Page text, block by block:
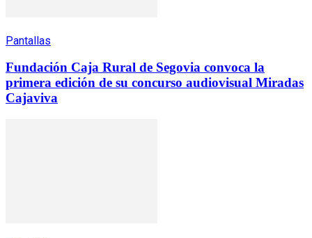
Pantallas
Fundación Caja Rural de Segovia convoca la
primera edición de su concurso audiovisual Miradas
Cajaviva